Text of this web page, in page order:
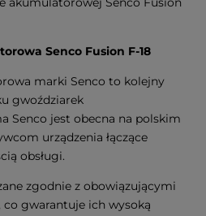
Senco Fusion F-18
marki Senco to kolejny
gwoździarek
Senco jest obecna na polskim
urządzenia łączące
obsługi.
zgodnie z obowiązującymi
gwarantuje ich wysoką